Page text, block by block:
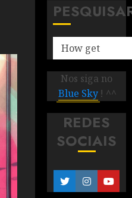
Nos siga no
Blue Sky ! ^^
REDES
SOCIAIS